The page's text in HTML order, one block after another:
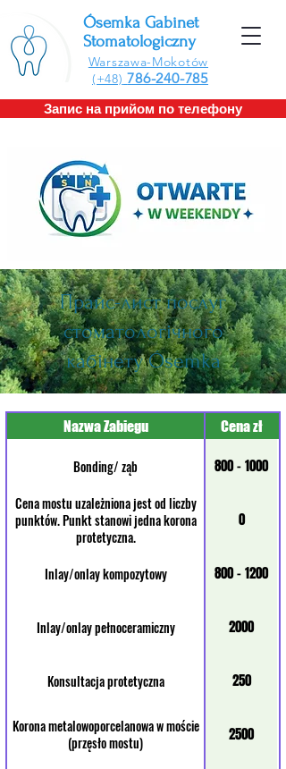
Запис на прийом по телефону
​Ósemka Gabinet
Stomatologiczny
Warszawa-Mokotów
(+48) 786-240-785
Прайс-лист послуг
стоматологічного
кабінету Ósemka
Nazwa Zabiegu Cena zł
Bonding/ ząb 800 - 1000
Cena mostu uzależniona jest od liczby
punktów. Punkt stanowi jedna korona
protetyczna.
0
Inlay/onlay kompozytowy 800 - 1200
Inlay/onlay pełnoceramiczny 2000
Konsultacja protetyczna 250
Korona metalowoporcelanowa w moście
(przęsło mostu)
2500